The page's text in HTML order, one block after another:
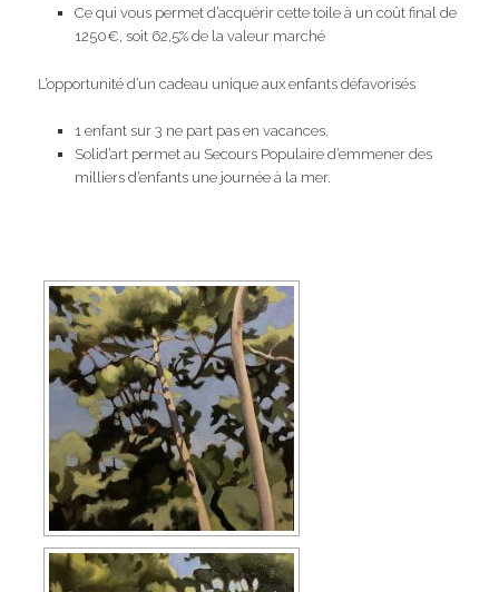
Ce qui vous permet d’acquérir cette toile à un coût final de
1250€, soit 62,5% de la valeur marché
L’opportunité d’un cadeau unique aux enfants défavorisés
1 enfant sur 3 ne part pas en vacances.
Solid’art permet au Secours Populaire d’emmener des
milliers d’enfants une journée à la mer.